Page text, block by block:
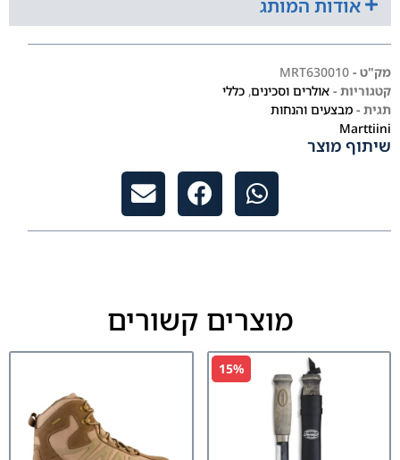
אודות המותג
מק"ט - MRT630010
קטגוריות - אולרים וסכינים, כללי
תגית - מבצעים והנחות
Marttiini
שיתוף מוצר
מוצרים קשורים
15%